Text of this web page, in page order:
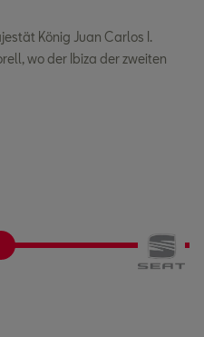
König Juan Carlos I.
wo der Ibiza der zweiten